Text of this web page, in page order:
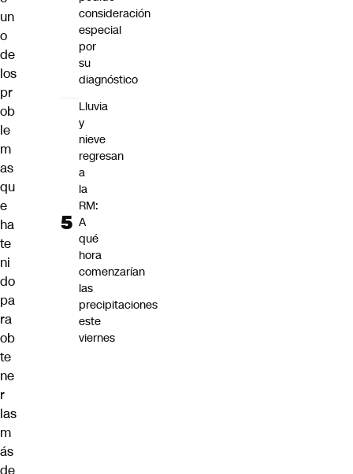
un
o
de
los
pr
ob
le
m
as
qu
e
ha
te
ni
do
pa
ra
ob
te
ne
r
las
m
ás
de
consideración
especial
por
su
diagnóstico
Lluvia
y
nieve
regresan
a
la
RM:
A
qué
hora
comenzarían
las
precipitaciones
este
viernes